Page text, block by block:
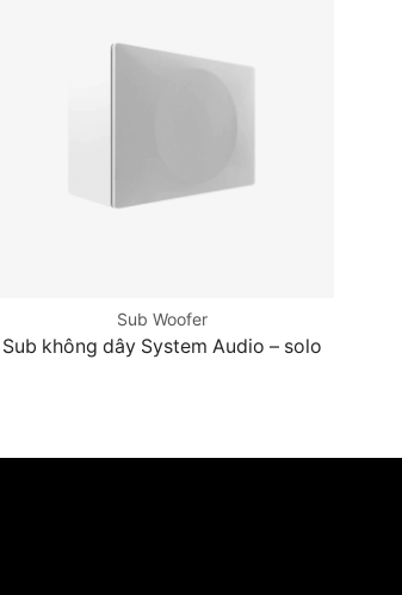
Sub Woofer
Sub không dây System Audio – solo